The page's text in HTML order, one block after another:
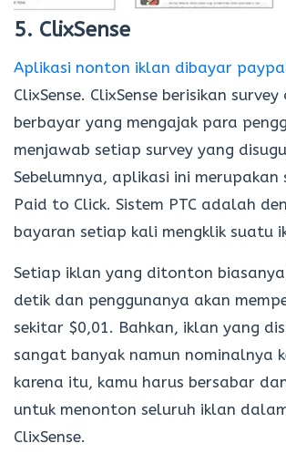
5. ClixSense
Aplikasi nonton iklan dibayar
ClixSense. ClixSense berisikan
berbayar yang mengajak para
menjawab setiap survey yang
Sebelumnya, aplikasi ini merupakan
Paid to Click. Sistem PTC adalah
bayaran setiap kali mengklik suatu
Setiap iklan yang ditonton biasanya
detik dan penggunanya akan
sekitar $0,01. Bahkan, iklan yang
sangat banyak namun nominalnya
karena itu, kamu harus bersabar
untuk menonton seluruh iklan
ClixSense.